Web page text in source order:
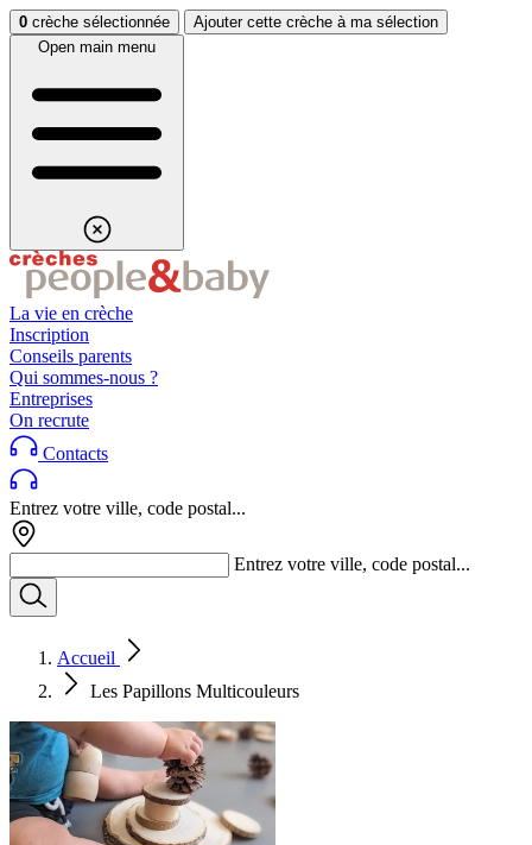
Aller au contenuAller au footer
0 crèche sélectionnée
Ajouter cette crèche à ma sélection
Open main menu
La vie en crèche
Inscription
Conseils parents
Qui sommes-nous ?
Entreprises
On recrute
Contacts
Entrez votre ville, code postal...
Entrez votre ville, code postal...
Accueil
Les Papillons Multicouleurs